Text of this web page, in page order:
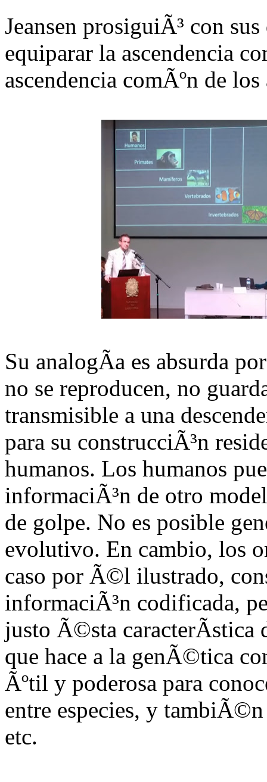
Jeansen prosiguiÃ³ con
equiparar la ascendencia
ascendencia comÃºn de
Su analogÃ­a es absurda
no se reproducen, no
transmisible a una
para su construcciÃ³n
humanos. Los humanos
informaciÃ³n de otro
de golpe. No es posible
evolutivo. En cambio, los
caso por Ã©l ilustrado,
informaciÃ³n codificada,
justo Ã©sta caracterÃ­stica
que hace a la genÃ©tica
Ãºtil y poderosa para
entre especies, y
etc.